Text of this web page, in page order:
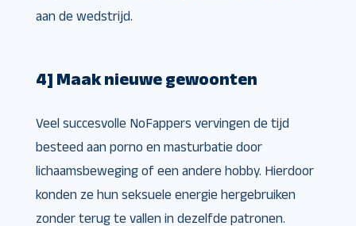
aan de wedstrijd.
4] Maak nieuwe gewoonten
Veel succesvolle NoFappers vervingen de tijd
besteed aan porno en masturbatie door
lichaamsbeweging of een andere hobby. Hierdoor
konden ze hun seksuele energie hergebruiken
zonder terug te vallen in dezelfde patronen.